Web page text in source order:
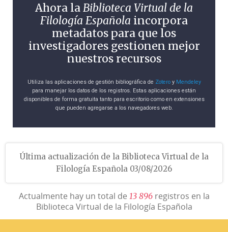
Ahora laBiblioteca Virtual de la
Filología Española incorpora
metadatos para que los
investigadores gestionen mejor
nuestros recursos
Utiliza las aplicaciones de gestión bibliográfica de Zoteroy Mendeley
para manejar los datos de los registros. Estas aplicaciones están
disponibles de forma gratuita tanto para escritorio como en extensiones
que pueden agregarse a los navegadores web.
Última actualización de la Biblioteca Virtual de la
Filología Española 03/08/2026
Actualmente hay un total de 13 896registros en la
Biblioteca Virtual de la Filología Española